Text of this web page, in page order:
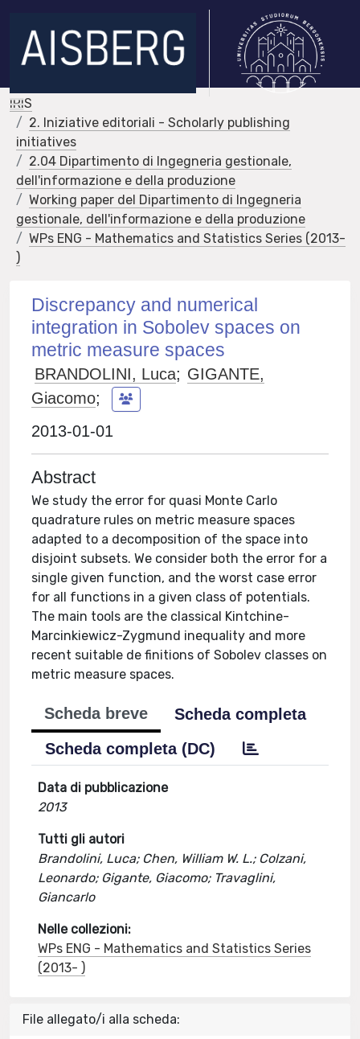
IRIS
2. Iniziative editoriali - Scholarly publishing
initiatives
2.04 Dipartimento di Ingegneria gestionale,
dell'informazione e della produzione
Working paper del Dipartimento di Ingegneria
gestionale, dell'informazione e della produzione
WPs ENG - Mathematics and Statistics Series (2013-
)
Discrepancy and numerical
integration in Sobolev spaces on
metric measure spaces
BRANDOLINI, Luca; GIGANTE,
Giacomo;
2013-01-01
Abstract
We study the error for quasi Monte Carlo
quadrature rules on metric measure spaces
adapted to a decomposition of the space into
disjoint subsets. We consider both the error for a
single given function, and the worst case error
for all functions in a given class of potentials.
The main tools are the classical Kintchine-
Marcinkiewicz-Zygmund inequality and more
recent suitable de finitions of Sobolev classes on
metric measure spaces.
Scheda breve
Scheda completa
Scheda completa (DC)
Data di pubblicazione
2013
Tutti gli autori
Brandolini, Luca; Chen, William W. L.; Colzani,
Leonardo; Gigante, Giacomo; Travaglini,
Giancarlo
Nelle collezioni:
WPs ENG - Mathematics and Statistics Series
(2013- )
File allegato/i alla scheda: